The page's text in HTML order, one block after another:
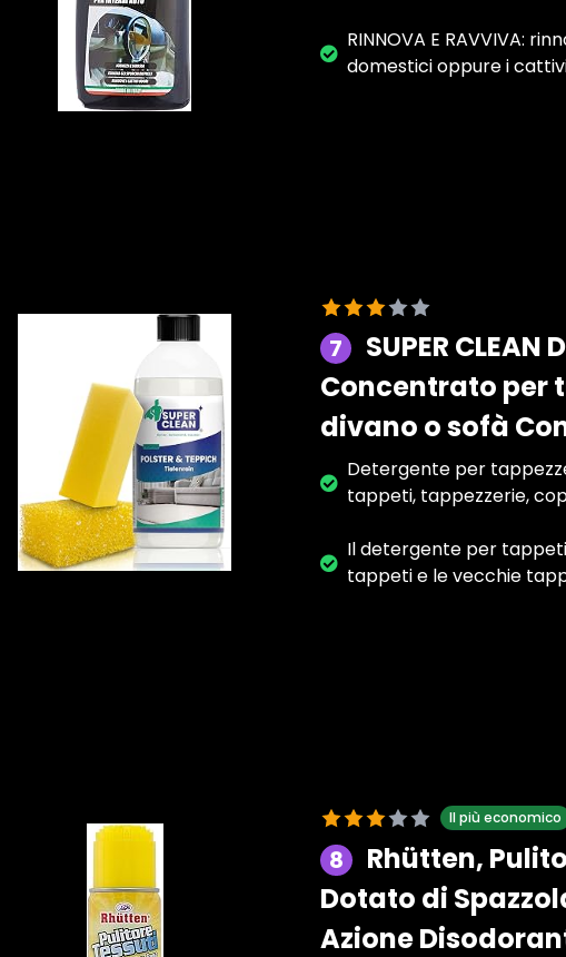
RINNOVA E RAVVIVA:
domestici oppure i
7
SUPER
Concentrato per
divano o sofà
Detergente per
tappeti, tappezzerie,
Il detergente per
tappeti e le vecchie
Il più economico
8
Rhütten,
Dotato di
Azione